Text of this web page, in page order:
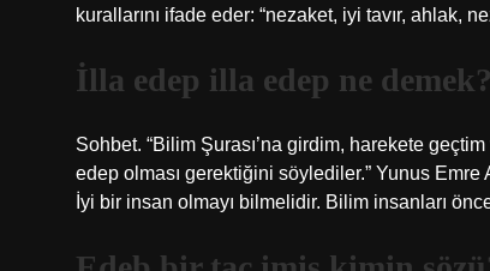
kurallarını ifade eder: “nezaket, iyi tavır, ahlak,
İlla edep illa edep ne demek?
Sohbet. “Bilim Şurası’na girdim, harekete
edep olması gerektiğini söylediler.” Yunus
İyi bir insan olmayı bilmelidir. Bilim insanları